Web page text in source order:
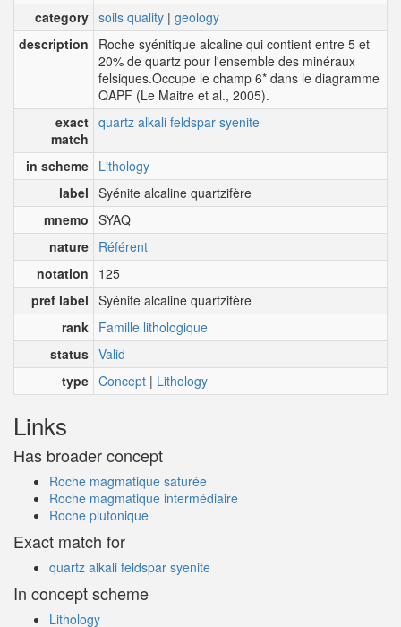
category soils quality | geology
description
Roche syénitique alcaline qui contient entre 5 et
20% de quartz pour l'ensemble des minéraux
felsiques.Occupe le champ 6* dans le diagramme
QAPF (Le Maitre et al., 2005).
exact
match
quartz alkali feldspar syenite
in scheme Lithology
label Syénite alcaline quartzifère
mnemo SYAQ
nature Référent
notation
125
pref label Syénite alcaline quartzifère
rank Famille lithologique
status Valid
type Concept | Lithology
Links
Has broader concept
Roche magmatique saturée
Roche magmatique intermédiaire
Roche plutonique
Exact match for
quartz alkali feldspar syenite
In concept scheme
Lithology